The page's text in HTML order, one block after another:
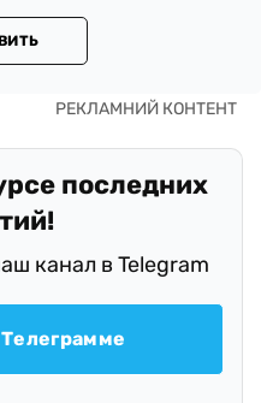
последних
канал в Telegram